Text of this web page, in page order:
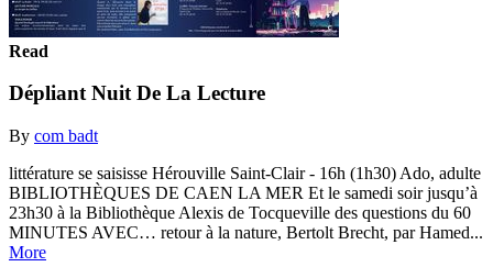
Read
Dépliant Nuit De La Lecture
By com badt
littérature se saisisse Hérouville Saint-Clair - 16h (1h30) Ado, adulte
BIBLIOTHÈQUES DE CAEN LA MER Et le samedi soir jusqu’à
23h30 à la Bibliothèque Alexis de Tocqueville des questions du 60
MINUTES AVEC… retour à la nature, Bertolt Brecht, par Hamed...
More